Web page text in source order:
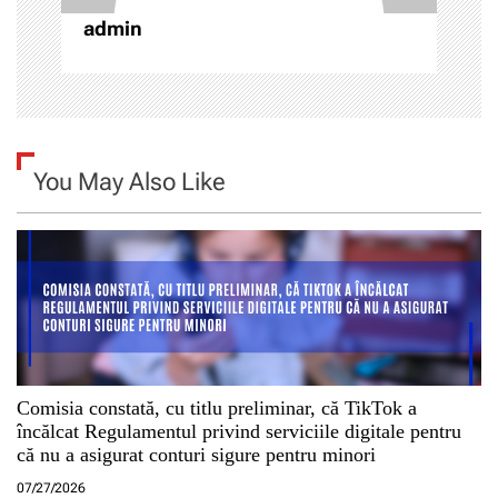
o
l
e
admin
You May Also Like
Comisia constată, cu titlu preliminar, că TikTok a
încălcat Regulamentul privind serviciile digitale pentru
că nu a asigurat conturi sigure pentru minori
07/27/2026